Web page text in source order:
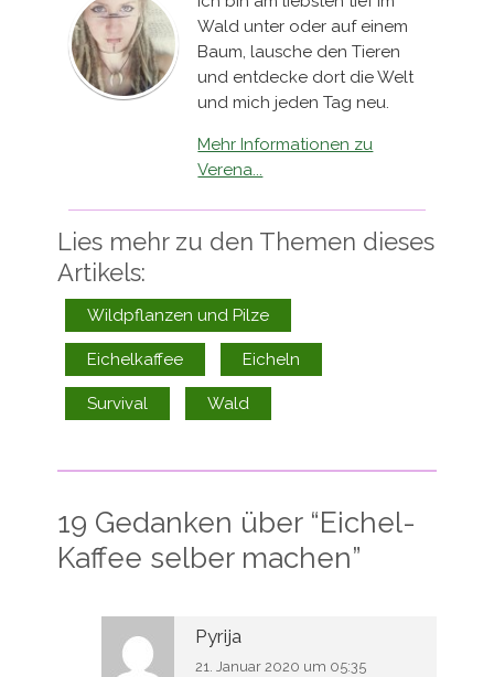
Wald unter oder auf einem
Baum, lausche den Tieren
und entdecke dort die Welt
und mich jeden Tag neu.
Mehr Informationen zu
Verena...
Lies mehr zu den Themen dieses
Artikels:
Wildpflanzen und Pilze
Eichelkaffee Eicheln
Survival Wald
19 Gedanken über “Eichel-
Kaffee selber machen”
Pyrija
21. Januar 2020 um 05:35